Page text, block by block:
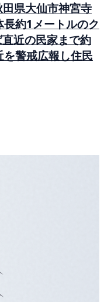
県大仙市神宮寺
約1メートルのク
近の民家まで約
警戒広報し住民